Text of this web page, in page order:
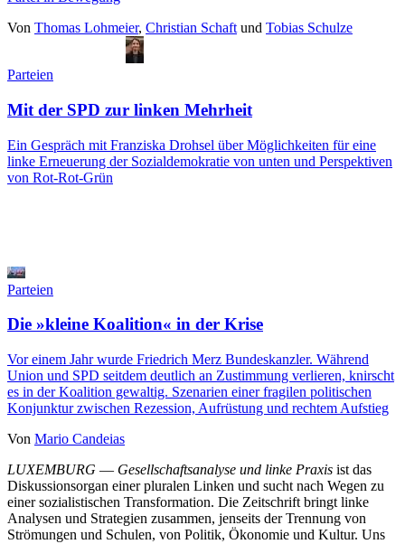
Von Thomas Lohmeier, Christian Schaft und Tobias Schulze
Parteien
Mit der SPD zur linken Mehrheit
Ein Gespräch mit Franziska Drohsel über Möglichkeiten für eine
linke Erneuerung der Sozialdemokratie von unten und Perspektiven
von Rot-Rot-Grün
Parteien
Die »kleine Koalition« in der Krise
Vor einem Jahr wurde Friedrich Merz Bundeskanzler. Während
Union und SPD seitdem deutlich an Zustimmung verlieren, knirscht
es in der Koalition gewaltig. Szenarien einer fragilen politischen
Konjunktur zwischen Rezession, Aufrüstung und rechtem Aufstieg
Von Mario Candeias
LUXEMBURG — Gesellschaftsanalyse und linke Praxis ist das
Diskussionsorgan einer pluralen Linken und sucht nach Wegen zu
einer sozialistischen Transformation. Die Zeitschrift bringt linke
Analysen und Strategien zusammen, jenseits der Trennung von
Strömungen und Schulen, von Politik, Ökonomie und Kultur. Uns